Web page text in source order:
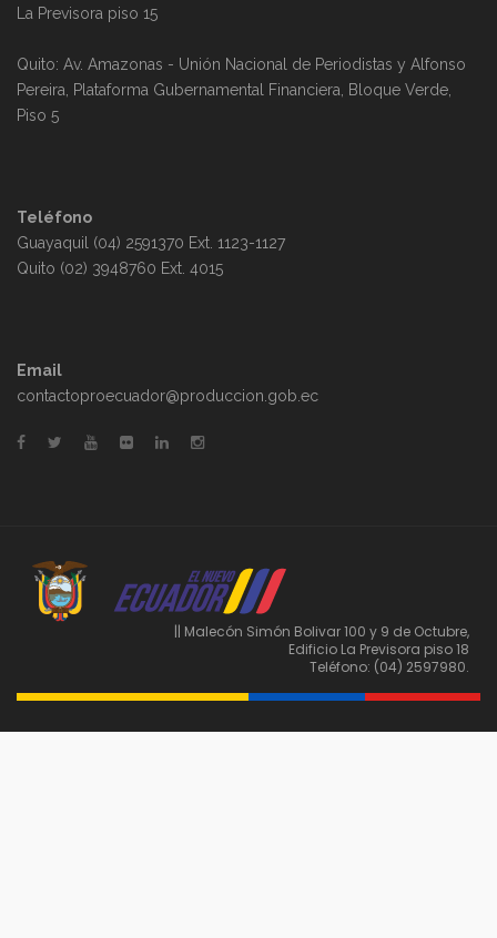
La Previsora piso 15
Quito: Av. Amazonas - Unión Nacional de Periodistas y Alfonso
Pereira, Plataforma Gubernamental Financiera, Bloque Verde,
Piso 5
Teléfono
Guayaquil (04) 2591370 Ext. 1123-1127
Quito (02) 3948760 Ext. 4015
Email
contactoproecuador@produccion.gob.ec
|| Malecón Simón Bolivar 100 y 9 de Octubre,
Edificio La Previsora piso 18
Teléfono: (04) 2597980.